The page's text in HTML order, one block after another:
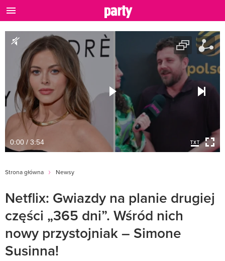
0:00 / 3:54
Strona główna Newsy
Netflix: Gwiazdy na planie drugiej
części „365 dni”. Wśród nich
nowy przystojniak – Simone
Susinna!